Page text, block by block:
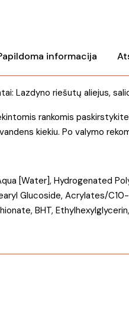
informacija
Lazdyno riešutų aliejus,
rankomis
kiekiu. Po valymo
[Water], Hydrogenated
Glucoside, Acrylates/
BHT,